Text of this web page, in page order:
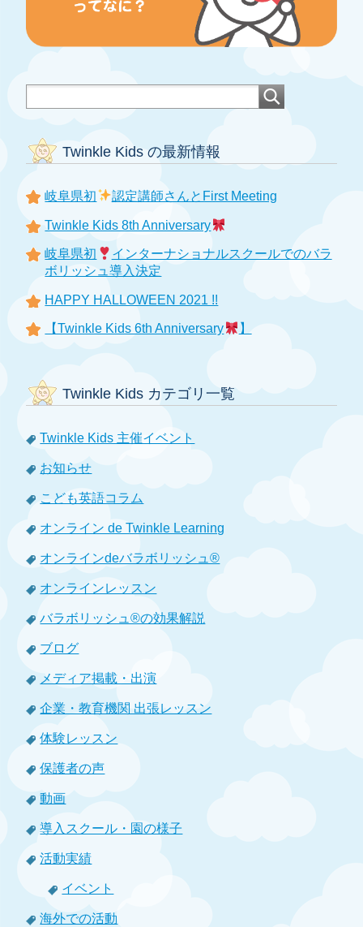
Twinkle Kids の最新情報
岐阜県初 認定講師さんとFirst Meeting
Twinkle Kids 8th Anniversary
岐阜県初
インターナショナルスクールでのバラ
ボリッシュ導入決定
HAPPY HALLOWEEN 2021 !!
【Twinkle Kids 6th Anniversary 】
Twinkle Kids カテゴリ一覧
Twinkle Kids 主催イベント
お知らせ
こども英語コラム
オンライン de Twinkle Learning
オンラインdeバラボリッシュ®
オンラインレッスン
バラボリッシュ®の効果解説
ブログ
メディア掲載・出演
企業・教育機関 出張レッスン
体験レッスン
保護者の声
動画
導入スクール・園の様子
活動実績
イベント
海外での活動